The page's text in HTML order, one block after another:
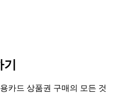
카드 상품권 구매의 모든 것